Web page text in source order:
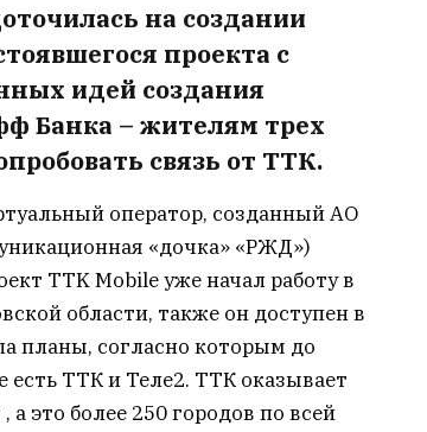
на создании
проекта с
идей создания
Банка – жителям трех
связь от ТТК.
оператор, созданный АО
«дочка» «РЖД»)
TTK Mobile уже начал работу в
области, также он доступен в
планы, согласно которым до
есть ТТК и Теле2. ТТК оказывает
это более 250 городов по всей